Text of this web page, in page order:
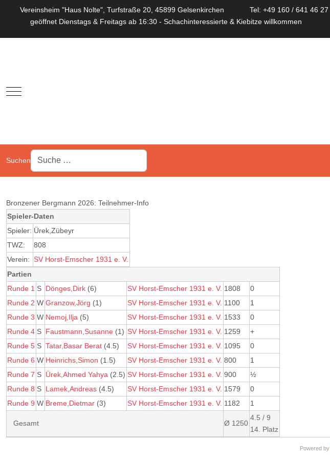
Vereinsheim "Haus Nolte", Turfstraße 20, 45899 Gelsenkirchen Tel: +49 160 / 641 46 27
geöffnet Dienstags & Freitags ab 16:30 - Schachinteressierte & Kiebitze willkommen
Mobile Menu Toggle
Suchen
Bronzener Bergmann 2026: Teilnehmer-Info
Spieler-Daten
Spieler: Ürek,Zübeyr
TWZ:
808
Verein:
SV Horst-Emscher 1931 e. V.
Partien
Runde 1 S Dönges,Dirk (6) SV Horst-Emscher 1931 e. V. 1808
0
Runde 2 W Granzow,Jörg (1) SV Horst-Emscher 1931 e. V. 1100
1
Runde 3 W Nemoj,Ilja (5) SV Horst-Emscher 1931 e. V. 1533
0
Runde 4 S Faustmann,Susanne (1) SV Horst-Emscher 1931 e. V. 1259
+
Runde 5 S Tatar,Basar Berat (4.5) SV Horst-Emscher 1931 e. V. 1095
0
Runde 6 W Heinrichs,Simon (1.5) SV Horst-Emscher 1931 e. V. 800
1
Runde 7 S Ürek,Ahmed Yahya (2.5) SV Horst-Emscher 1931 e. V. 900
½
Runde 8 S Lamek,Andreas (4.5) SV Horst-Emscher 1931 e. V. 1579
0
Runde 9 W Breme,Dietmar (3) SV Horst-Emscher 1931 e. V. 1182 1
Gesamt Ø 1250
4.5 / 9
14. Platz
Powered by